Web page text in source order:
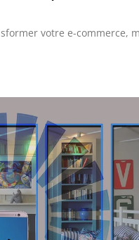
votre e-commerce,